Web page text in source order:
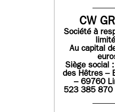
CW
Société à
Au capital
Siège social
des Hêtres –
– 69760
523 385 870